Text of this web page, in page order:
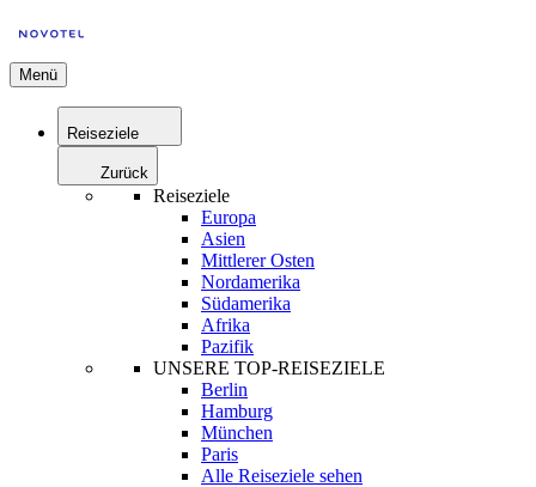
Menü
Reiseziele
Zurück
Reiseziele
Europa
Asien
Mittlerer Osten
Nordamerika
Südamerika
Afrika
Pazifik
UNSERE TOP-REISEZIELE
Berlin
Hamburg
München
Paris
Alle Reiseziele sehen